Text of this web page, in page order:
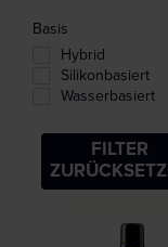
Basis
Hybrid
Silikonbasiert
Wasserbasiert
FILTER